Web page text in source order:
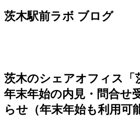
茨木駅前ラボ ブログ
茨木のシェアオフィス「
年末年始の内見・問合せ
らせ（年末年始も利用可